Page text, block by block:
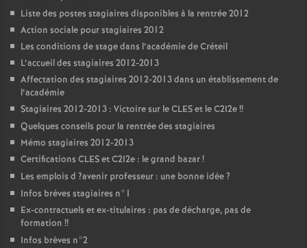
Liste des postes stagiaires disponibles à la rentrée 2012
Action sociale pour stagiaires 2012
Les conditions de stage dans l’académie de Créteil
L’accueil des stagiaires 2012-2013
Affectation des stagiaires 2012-2013 dans un établissement de
l’académie
Stagiaires 2012-2013 : Victoire sur leCLESet le C2I2e!!
Quelques conseils pour la rentrée des stagiaires
Mémo stagiaires 2012-2013
Certifications CLESet C2I2e : le grand bazar!
Les emplois d ?avenir professeur : une bonne idée?
Infos brèves stagiaires n°1
Ex-contractuels et ex-titulaires : pas de décharge, pas de
formation !!
Infos brèves n°2